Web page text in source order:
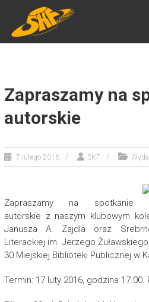
content
ŚLĄSKI KLUB
Najstarszy klub fantastyki w Polsce
Zapraszamy na
autorskie
7 lutego 2016 SKF
Zapraszamy na spotkanie
autorskie z naszym klubowym
Janusza A. Zajdla oraz
Literackiej im. Jerzego
30 Miejskiej Biblioteki Publicznej w
Termin: 17 luty 2016, godzina